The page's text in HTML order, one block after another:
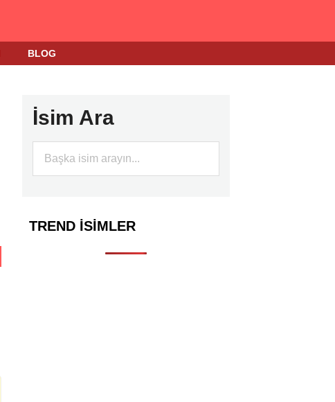
BLOG
İsim Ara
TREND İSIMLER